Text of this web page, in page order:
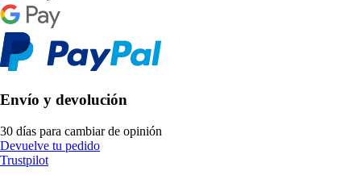
Envío y devolución
30 días para cambiar de opinión
Devuelve tu pedido
Trustpilot